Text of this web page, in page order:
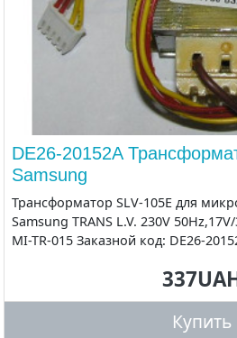
DE26-20152A
Samsung
Трансформатор SLV-105E для
Samsung TRANS L.V. 230V
MI-TR-015 Заказной код: DE26-
Купить